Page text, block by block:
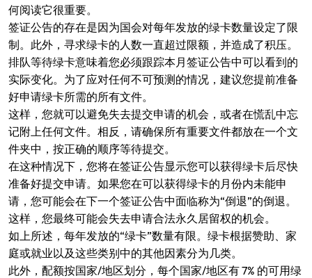
何阅读它很重要。
签证公告的存在是因为国会对每年发放的绿卡数量设定了限
制。此外，寻求绿卡的人数一直超过限额，并造成了积压。
排队等待绿卡意味着您必须跟踪本月签证公告中可以看到的
实际变化。为了应对任何不可预测的情况，建议您提前准备
好申请绿卡所需的所有文件。
这样，您就可以避免失去提交申请的机会，或者在慌乱中忘
记附上任何文件。相反，请确保所有重要文件都放在一个文
件夹中，按正确的顺序等待提交。
在这种情况下，您将在签证公告显示您可以获得绿卡后尽快
准备好提交申请。如果您在可以获得绿卡的月份内未能申
请，您可能会在下一个签证公告中面临称为“倒退”的倒退。
这样，您最终可能会失去申请合法永久居留权的机会。
如上所述，每年发放的“绿卡”数量有限。绿卡根据赞助、家
庭或就业以及这些类别中的其他因素分为几类。
此外，配额按国家/地区划分，每个国家/地区有 7% 的可用绿